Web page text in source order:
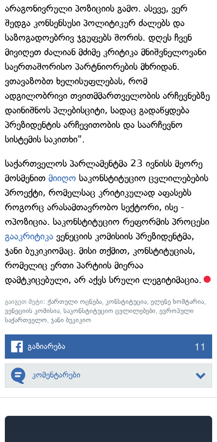
არაგონივრული პოზიციის გამო. ასევე, ვერ
შედგა კონსენსუსი პოლიტიკურ ძალებს და
საზოგადოებრივ ჯგუფებს შორის. დღეს ჩვენ
მივიღეთ ძალიან მძიმე კრიტიკა მნიშვნელოვანი
საერთაშორისო პარტნიორების მხრიდან.
ვთავაზობთ ხელისუფლებას, რომ
ადგილობრივი თვითმმართველობის არჩევნებზე
დაინიშნოს პლებისციტი, სადაც გადაწყდება
პრეზიდენტის არჩევითობის და საარჩევნო
სისტემის საკითხი".
საქართველოს პარლამენტმა 23 ივნისს მეორე
მოსმენით მიიღო საკონსტიტუციო ცვლილებების
პროექტი, რომელსაც კრიტიკულად აფასებს
როგორც არასამთავრობო სექტორი, ისე -
ოპოზიცია. საკონსტიტუციო რეფორმის პროცესი
გააკრიტიკა ვენეციის კომისიის პრეზიდენტმა,
ჯანი ბუკიკიომაც. მისი თქმით, კონსტიტუციას,
რომელიც ერთი პარტიის მიერაა
დამტკიცებული, არ აქვს სრული ლეგიტიმაცია.
გაიგეთ მეტი: ქართული ოცნება, კონსტიტუცია, ელენე ხოშტარია,
ვენეციის კომისია, საკონსტიტუციო ცვლილებები, ევროპული
საქართველო, ჯანი ბუკიკიო
გაზიარება 11
კომენტარები